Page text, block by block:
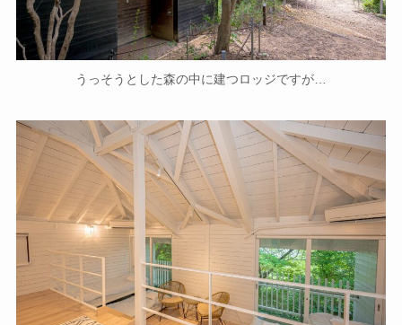
うっそうとした森の中に建つロッジですが…